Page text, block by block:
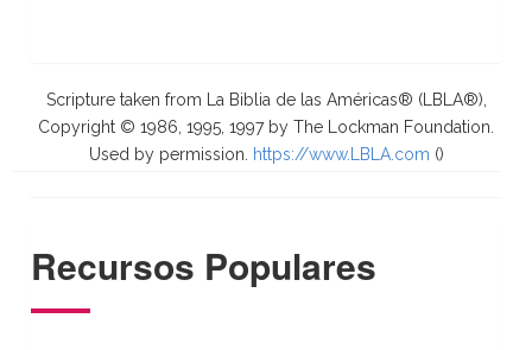
Scripture taken from La Biblia de las Américas® (LBLA®),
Copyright © 1986, 1995, 1997 by The Lockman Foundation.
Used by permission.
https://www.LBLA.com ()
Recursos Populares